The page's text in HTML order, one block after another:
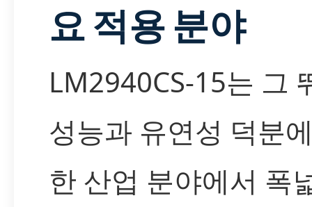
요 적용 분야
LM2940CS-15는 그
성능과 유연성 덕분
한 산업 분야에서 폭